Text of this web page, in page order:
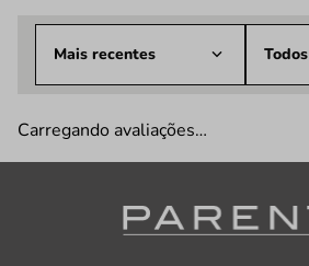
Mais recentes Todos
Carregando avaliações…